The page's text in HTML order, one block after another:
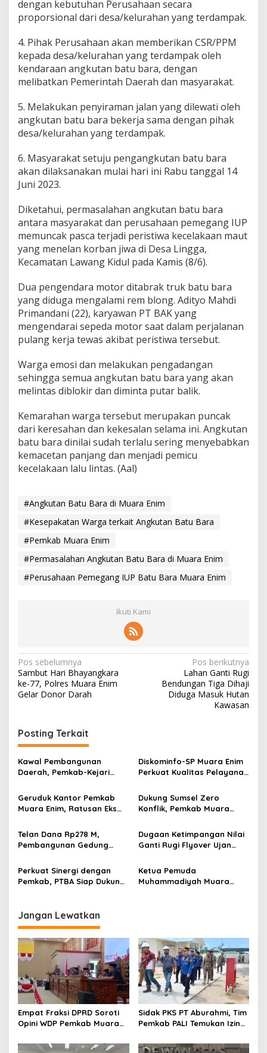
dengan kebutuhan Perusahaan secara
proporsional dari desa/kelurahan yang terdampak.
4. Pihak Perusahaan akan memberikan CSR/PPM
kepada desa/kelurahan yang terdampak oleh
kendaraan angkutan batu bara, dengan
melibatkan Pemerintah Daerah dan masyarakat.
5. Melakukan penyiraman jalan yang dilewati oleh
angkutan batu bara bekerja sama dengan pihak
desa/kelurahan yang terdampak.
6. Masyarakat setuju pengangkutan batu bara
akan dilaksanakan mulai hari ini Rabu tanggal 14
Juni 2023.
Diketahui, permasalahan angkutan batu bara
antara masyarakat dan perusahaan pemegang IUP
memuncak pasca terjadi peristiwa kecelakaan maut
yang menelan korban jiwa di Desa Lingga,
Kecamatan Lawang Kidul pada Kamis (8/6).
Dua pengendara motor ditabrak truk batu bara
yang diduga mengalami rem blong. Adityo Mahdi
Primandani (22), karyawan PT BAK yang
mengendarai sepeda motor saat dalam perjalanan
pulang kerja tewas akibat peristiwa tersebut.
Warga emosi dan melakukan pengadangan
sehingga semua angkutan batu bara yang akan
melintas diblokir dan diminta putar balik.
Kemarahan warga tersebut merupakan puncak
dari keresahan dan kekesalan selama ini. Angkutan
batu bara dinilai sudah terlalu sering menyebabkan
kemacetan panjang dan menjadi pemicu
kecelakaan lalu lintas. (Aal)
#Angkutan Batu Bara di Muara Enim
#Kesepakatan Warga terkait Angkutan Batu Bara
#Pemkab Muara Enim
#Permasalahan Angkutan Batu Bara di Muara Enim
#Perusahaan Pemegang IUP Batu Bara Muara Enim
Ikuti Kami
N
a
v
g
a
s
i
p
o
s
Pos sebelumnya
Sambut Hari Bhayangkara
ke-77, Polres Muara Enim
Gelar Donor Darah
Pos berikutnya
Lahan Ganti Rugi
Bendungan Tiga Dihaji
Diduga Masuk Hutan
Kawasan
Posting Terkait
Kawal Pembangunan
Daerah, Pemkab-Kejari
Pendampingan Hukum
Diskominfo-SP Muara Enim
Perkuat Kualitas Pelayanan
LAPOR dan PPID
Geruduk Kantor Pemkab
Muara Enim, Ratusan Eks
Perusahaan Lunasi Hak
Pekerja
Dukung Sumsel Zero
Konflik, Pemkab Muara
Cegah Intoleransi dan
Radikalisme
Telan Dana Rp278 M,
Pembangunan Gedung
Rabain Muara Enim Ditunda
Dugaan Ketimpangan Nilai
Ganti Rugi Flyover Ujan
Muara Enim Turun Verifikasi
Perkuat Sinergi dengan
Pemkab, PTBA Siap Dukung
Ketua Pemuda
Muhammadiyah Muara
Jangan Lewatkan
Empat Fraksi DPRD Soroti
Opini WDP Pemkab Muara
Kelola Keuangan
Sidak PKS PT Aburahmi, Tim
Pemkab PALI Temukan Izin